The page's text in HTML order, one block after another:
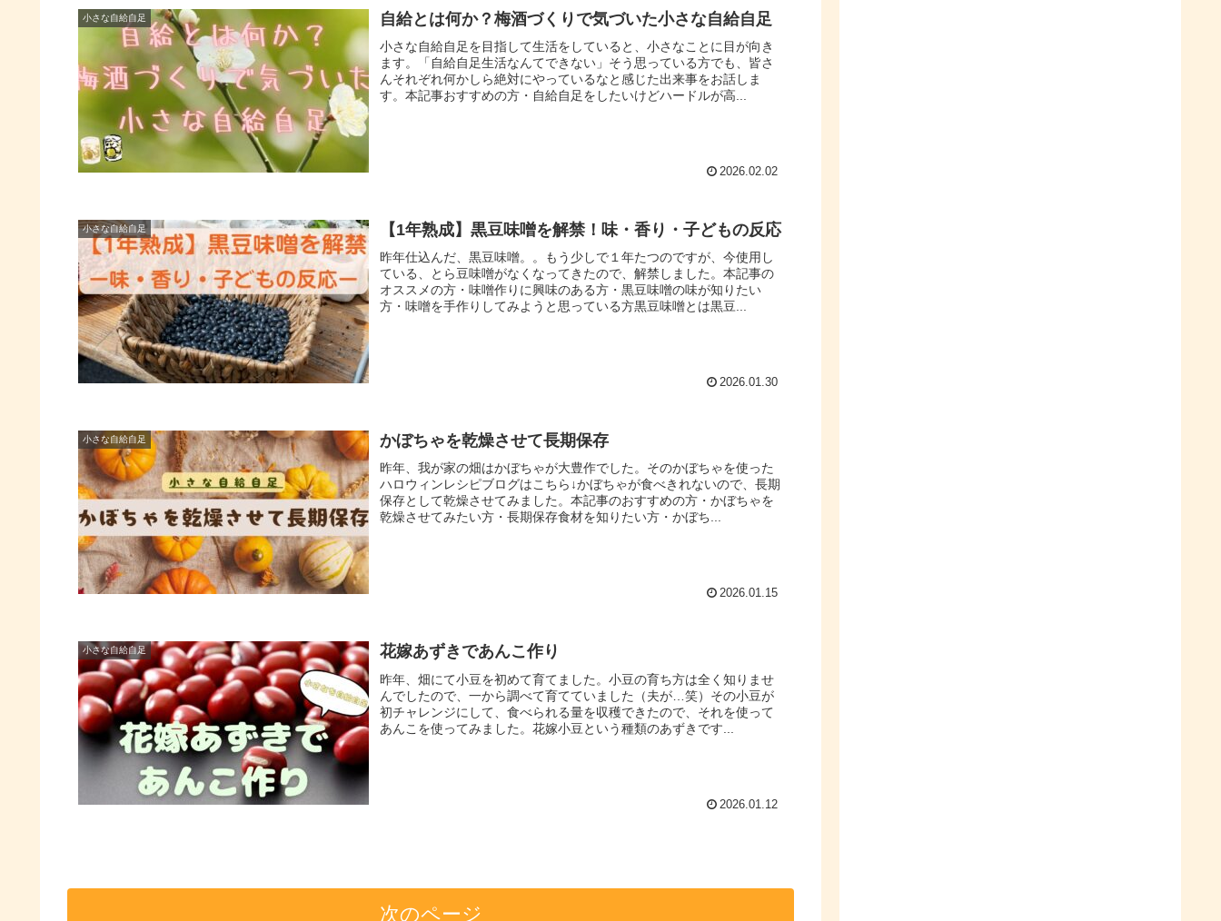
小さな自給自足 自給とは何か？梅酒づくりで気づいた小さな自給自足
小さな自給自足を目指して生活をしていると、小さなことに目が向き
ます。「自給自足生活なんてできない」そう思っている方でも、皆さ
んそれぞれ何かしら絶対にやっているなと感じた出来事をお話しま
す。本記事おすすめの方・自給自足をしたいけどハードルが高...
2026.02.02
小さな自給自足 【1年熟成】黒豆味噌を解禁！味・香り・子どもの反応
昨年仕込んだ、黒豆味噌。。もう少しで１年たつのですが、今使用し
ている、とら豆味噌がなくなってきたので、解禁しました。本記事の
オススメの方・味噌作りに興味のある方・黒豆味噌の味が知りたい
方・味噌を手作りしてみようと思っている方黒豆味噌とは黒豆...
2026.01.30
小さな自給自足 かぼちゃを乾燥させて長期保存
昨年、我が家の畑はかぼちゃが大豊作でした。そのかぼちゃを使った
ハロウィンレシピブログはこちら↓かぼちゃが食べきれないので、長期
保存として乾燥させてみました。本記事のおすすめの方・かぼちゃを
乾燥させてみたい方・長期保存食材を知りたい方・かぼち...
2026.01.15
小さな自給自足 花嫁あずきであんこ作り
昨年、畑にて小豆を初めて育てました。小豆の育ち方は全く知りませ
んでしたので、一から調べて育てていました（夫が…笑）その小豆が
初チャレンジにして、食べられる量を収穫できたので、それを使って
あんこを使ってみました。花嫁小豆という種類のあずきです...
2026.01.12
次のページ